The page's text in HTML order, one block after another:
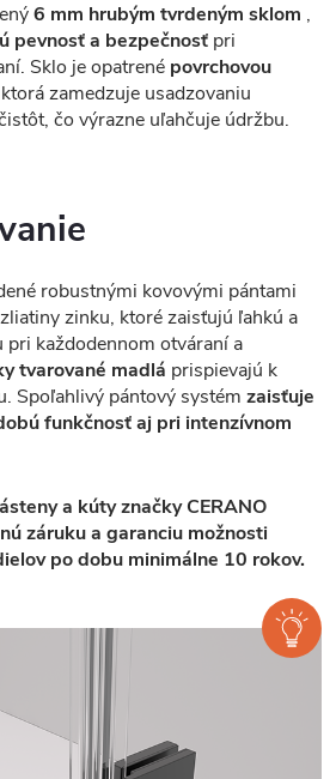
6 mm hrubým tvrdeným sklom ,
pevnosť a bezpečnosť pri
Sklo je opatrené povrchovou
zamedzuje usadzovaniu
čo výrazne uľahčuje údržbu.
robustnými kovovými pántami
zinku, ktoré zaisťujú ľahkú a
pri každodennom otváraní a
tvarované madlá prispievajú k
Spoľahlivý pántový systém zaisťuje
funkčnosť aj pri intenzívnom
a kúty značky CERANO
záruku a garanciu možnosti
po dobu minimálne 10 rokov.